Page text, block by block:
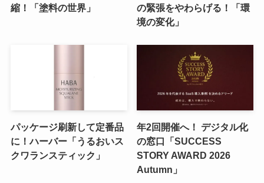
縮！「塗料の世界」
の緊張をやわらげる！「環
境の変化」
パッケージ刷新して定番品
に！ハーバー「うるおいス
クワランスティック」
年2回開催へ！ デジタル化
の窓口「SUCCESS
STORY AWARD 2026
Autumn」